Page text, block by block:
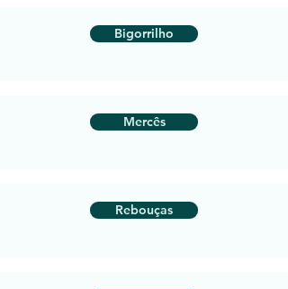
Bigorrilho
Mercês
Rebouças